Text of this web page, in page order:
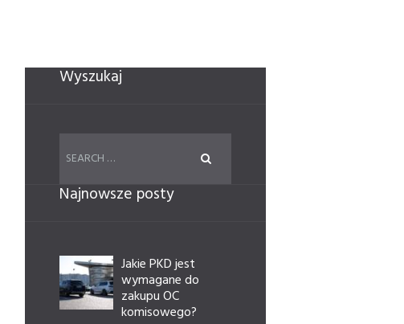
Wyszukaj
Najnowsze posty
Jakie PKD jest
wymagane do
zakupu OC
komisowego?